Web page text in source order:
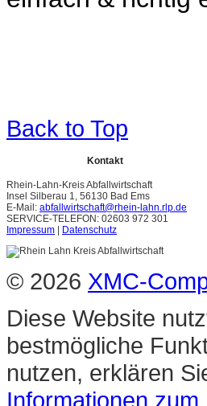
Back to Top
Kontakt
Rhein-Lahn-Kreis Abfallwirtschaft
Insel Silberau 1, 56130 Bad Ems
E-Mail: abfallwirtschaft@rhein-lahn.rlp.de
SERVICE-TELEFON: 02603 972 301
Impressum | Datenschutz
© 2026 XMC-
Diese Website
bestmögliche
nutzen, erklären
Informationen